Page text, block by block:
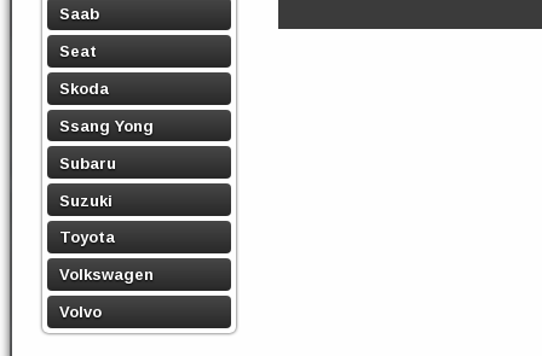
Saab
Seat
Skoda
Ssang Yong
Subaru
Suzuki
Toyota
Volkswagen
Volvo